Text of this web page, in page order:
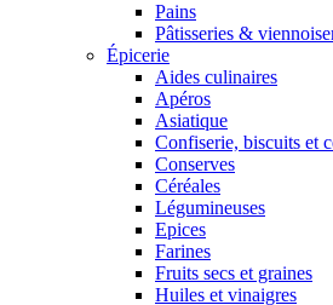
Pains
Pâtisseries &
Épicerie
Aides culinaires
Apéros
Asiatique
Confiserie, biscuits et
Conserves
Céréales
Légumineuses
Epices
Farines
Fruits secs et graines
Huiles et vinaigres